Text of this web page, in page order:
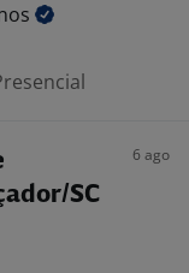
SC
6 ago